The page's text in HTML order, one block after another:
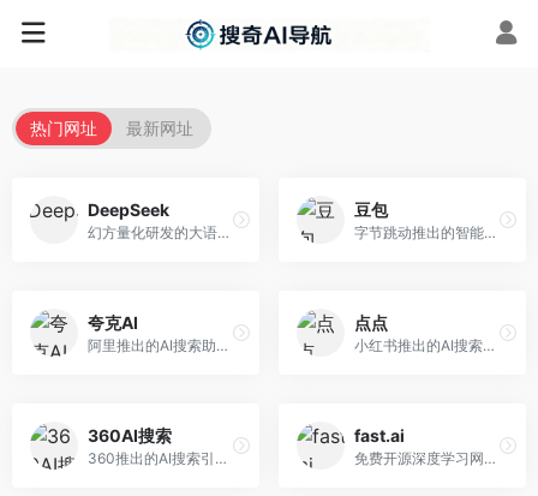
热门网址 最新网址
DeepSeek
幻方量化研发的大语言模型平台，专注于深度推理和代码生成能力。面向开发者、研究人员和技术爱好者，提供强大的逻辑推理和数学计算功能，开源生态完善，API接口友好。
豆包
字节跳动推出的智能对话助手平台，提供文本创作、知识问答、英语学习等多种AI服务。面向普通用户和内容创作者，支持多轮对话和文件解析，免费使用，响应速度快，中文理解能力强。
夸克AI
阿里推出的AI搜索助手，整合搜索与AI功能。面向年轻用户，提供智能搜索、文档处理、学习辅助等服务，与夸克生态深度整合。
点点
小红书推出的AI搜索应用，专注于生活方式内容搜索。面向小红书用户，提供生活攻略、消费决策、内容推荐等服务，生活方式内容丰富。
360AI搜索
360推出的AI搜索引擎，专注于安全智能搜索。面向普通用户，提供智能问答、网页搜索、内容整理等服务，安全防护能力强。
fast.ai
免费开源深度学习网站，专注于实用AI教学。面向开发者，提供免费深度学习课程、实战项目、代码库等资源，学习门槛低。